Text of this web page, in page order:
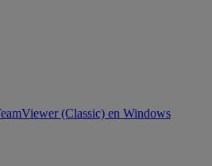
(Classic) en Windows